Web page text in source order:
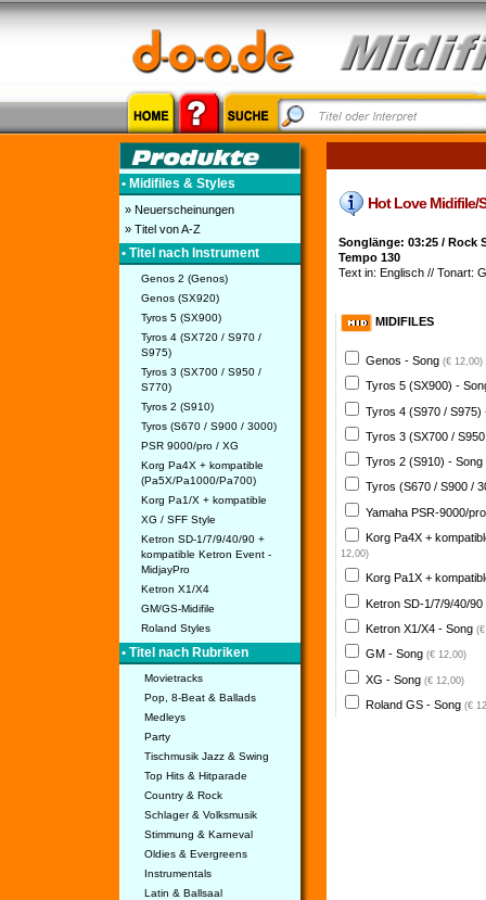
• Midifiles & Styles
» Neuerscheinungen
» Titel von A-Z
• Titel nach Instrument
Genos 2 (Genos)
Genos (SX920)
Tyros 5 (SX900)
Tyros 4 (SX720 / S970 /
S975)
Tyros 3 (SX700 / S950 /
S770)
Tyros 2 (S910)
Tyros (S670 / S900 / 3000)
PSR 9000/pro / XG
Korg Pa4X + kompatible
(Pa5X/Pa1000/Pa700)
Korg Pa1/X + kompatible
XG / SFF Style
Ketron SD-1/7/9/40/90 +
kompatible Ketron Event -
MidjayPro
Ketron X1/X4
GM/GS-Midifile
Roland Styles
• Titel nach Rubriken
Movietracks
Pop, 8-Beat & Ballads
Medleys
Party
Tischmusik Jazz & Swing
Top Hits & Hitparade
Country & Rock
Schlager & Volksmusik
Stimmung & Karneval
Oldies & Evergreens
Instrumentals
Latin & Ballsaal
Hot Love Midifile/
Songlänge: 03:25 / Rock
Tempo 130
Text in: Englisch // Tonart: G
MIDIFILES
Genos - Song (€ 12,00)
Tyros 5 (SX900) -
Tyros 4 (S970 /
Tyros 3 (SX700 /
Tyros 2 (S910) - Song
Tyros (S670 / S900 /
Yamaha PSR-9000/
Korg Pa4X +
12,00)
Korg Pa1X +
Ketron SD-1/7/9/40/
Ketron X1/X4 - Song
GM - Song (€ 12,00)
XG - Song (€ 12,00)
Roland GS - Song (€